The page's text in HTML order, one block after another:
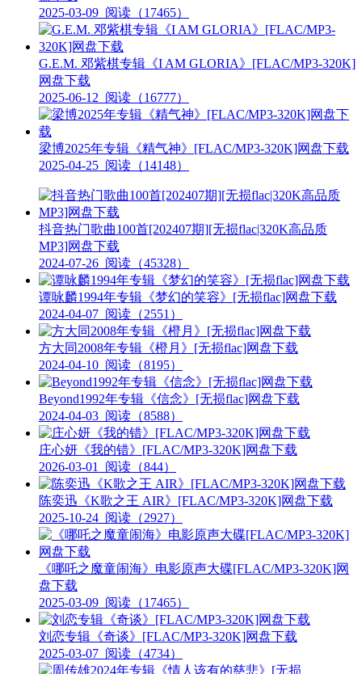
2025-03-09 阅读（17465）
G.E.M. 邓紫棋专辑《I AM GLORIA》[FLAC/MP3-320K]
网盘下载
2025-06-12 阅读（16777）
梁博2025年专辑《精气神》[FLAC/MP3-320K]网盘下载
2025-04-25 阅读（14148）
抖音热门歌曲100首[202407期][无损flac|320K高品质
MP3]网盘下载
2024-07-26 阅读（45328）
谭咏麟1994年专辑《梦幻的笑容》[无损flac]网盘下载
2024-04-07 阅读（2551）
方大同2008年专辑《橙月》[无损flac]网盘下载
2024-04-10 阅读（8195）
Beyond1992年专辑《信念》[无损flac]网盘下载
2024-04-03 阅读（8588）
庄心妍《我的错》[FLAC/MP3-320K]网盘下载
2026-03-01
阅读（844）
陈奕迅《K歌之王 AIR》[FLAC/MP3-320K]网盘下载
2025-10-24 阅读（2927）
《哪吒之魔童闹海》电影原声大碟[FLAC/MP3-320K]网
盘下载
2025-03-09 阅读（17465）
刘恋专辑《奇谈》[FLAC/MP3-320K]网盘下载
2025-03-07 阅读（4734）